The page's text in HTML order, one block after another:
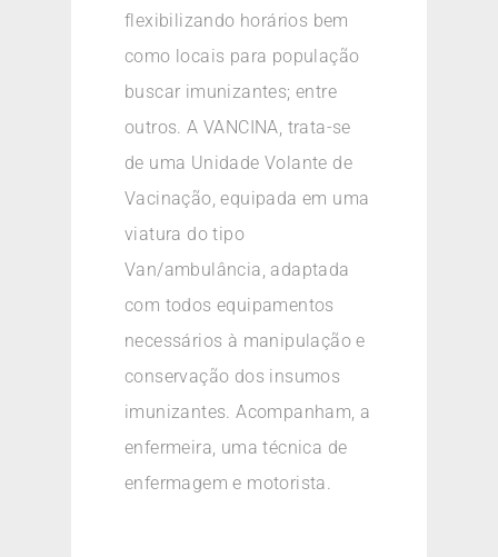
flexibilizando horários bem
como locais para população
buscar imunizantes; entre
outros. A VANCINA, trata-se
de uma Unidade Volante de
Vacinação, equipada em uma
viatura do tipo
Van/ambulância, adaptada
com todos equipamentos
necessários à manipulação e
conservação dos insumos
imunizantes. Acompanham, a
enfermeira, uma técnica de
enfermagem e motorista.